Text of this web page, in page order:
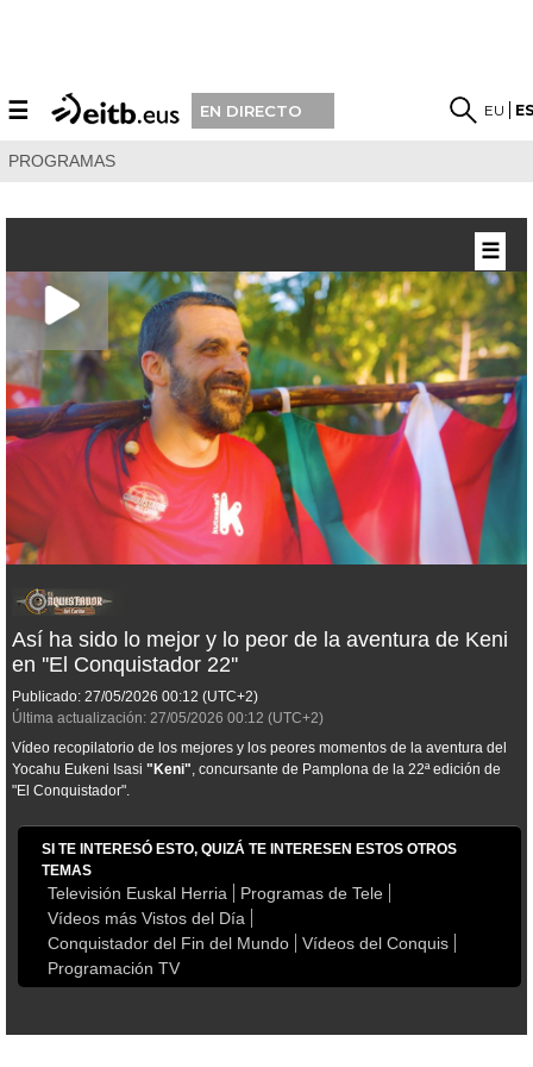
☰ EN DIRECTO EU
PROGRAMAS
Así ha sido lo mejor y lo peor de la aventura de Keni
en ''El Conquistador 22''
Publicado: 27/05/2026 00:12 (UTC+2)
Última actualización: 27/05/2026 00:12 (UTC+2)
Vídeo recopilatorio de los mejores y los peores momentos de la aventura del
Yocahu Eukeni Isasi " Keni", concursante de Pamplona de la 22ª edición de
"El Conquistador".
SI TE INTERESÓ ESTO, QUIZÁ TE INTERESEN ESTOS OTROS
TEMAS
Televisión Euskal Herria
Programas de Tele
Vídeos más Vistos del Día
Conquistador del Fin del Mundo
Vídeos del Conquis
Programación TV
☰